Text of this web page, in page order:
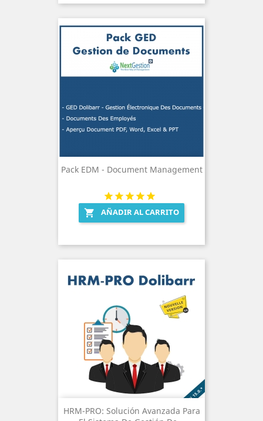
Pack EDM - Document Management
 AÑADIR AL CARRITO
HRM-PRO: Solución Avanzada Para